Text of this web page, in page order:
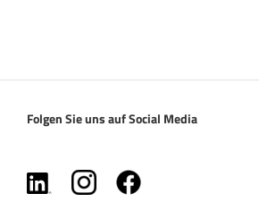
Folgen Sie uns auf Social Media
(öffnet in neuem Tab)
(öffnet in neuem Tab)
(öffnet in neuem Tab)